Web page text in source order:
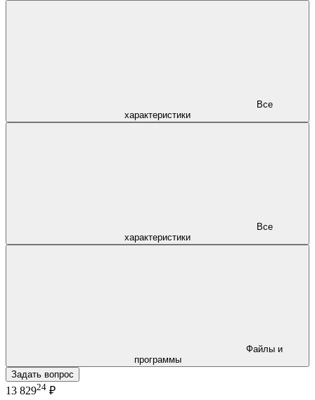
характеристики
характеристики
программы
Задать вопрос
13 82924 ₽